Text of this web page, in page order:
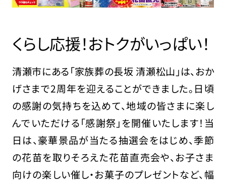
くらし応援！おトクがいっぱい！
清瀬市にある「家族葬の長坂 清瀬松山」は、おか
げさまで2周年を迎えることができました。日頃
の感謝の気持ちを込めて、地域の皆さまに楽し
んでいただける「感謝祭」を開催いたします！当
日は、豪華景品が当たる抽選会をはじめ、季節
の花苗を取りそろえた花苗直売会や、お子さま
向けの楽しい催し・お菓子のプレゼントなど、幅